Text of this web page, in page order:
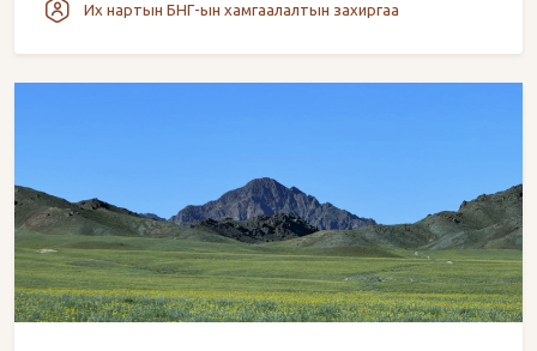
Их нартын БНГ-ын хамгаалалтын захиргаа